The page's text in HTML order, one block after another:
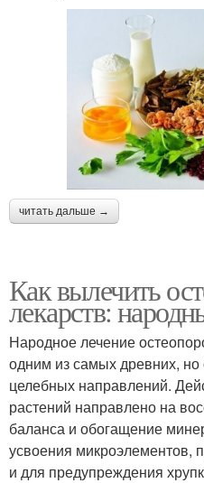
читать дальше →
Как вылечить
лекарств:
Народное лечение
одним из самых древних,
целебных направлений.
растений направлено на
баланса и обогащение
усвоения микроэлементов,
и для предупреждения